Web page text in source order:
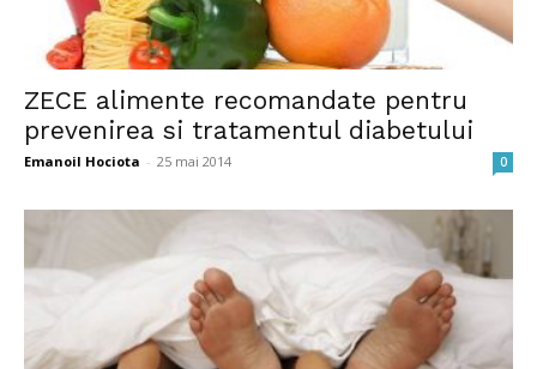
ZECE alimente recomandate pentru
prevenirea si tratamentul diabetului
Emanoil Hociota - 25 mai 2014 0